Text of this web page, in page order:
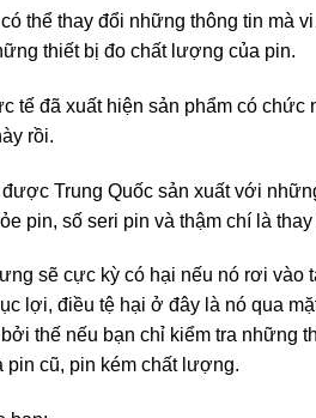
thể thay đổi những thông tin mà
thiết bị đo chất lượng của pin.
tế đã xuất hiện sản phẩm có chức
rồi.
Trung Quốc sản xuất với
pin, số seri pin và thậm chí là
sẽ cực kỳ có hại nếu nó rơi
lợi, điều tệ hại ở đây là nó qua
thế nếu bạn chỉ kiểm tra những
pin cũ, pin kém chất lượng.